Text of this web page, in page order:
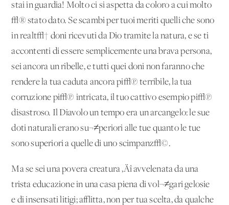
stai in guardia! Molto ci si aspetta da coloro a cui molto
√® stato dato. Se scambi per tuoi meriti quelli che sono
in realt√† doni ricevuti da Dio tramite la natura, e se ti
accontenti di essere semplicemente una brava persona,
sei ancora un ribelle, e tutti quei doni non faranno che
rendere la tua caduta ancora pi√π terribile, la tua
corruzione pi√π intricata, il tuo cattivo esempio pi√π
disastroso. Il Diavolo un tempo era un arcangelo: le sue
doti naturali erano su¬≠periori alle tue quanto le tue
sono superiori a quelle di uno scimpanz√©.
Ma se sei una povera creatura ‚Äî avvelenata da una
trista educazione in una casa piena di vol¬≠gari gelosie
e di insensati litigi; afflitta, non per tua scelta, da qualche